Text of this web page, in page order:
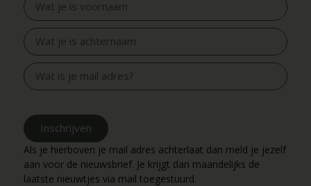
Inschrijven
Als je hierboven je mail adres achterlaat dan meld je jezelf
aan voor de nieuwsbrief. Je krijgt dan maandelijks de
laatste nieuwtjes via mail toegestuurd.